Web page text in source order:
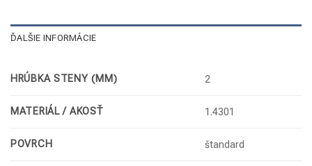
ĎALŠIE INFORMÁCIE
HRÚBKA STENY (MM) 2
MATERIÁL / AKOSŤ 1.4301
POVRCH štandard